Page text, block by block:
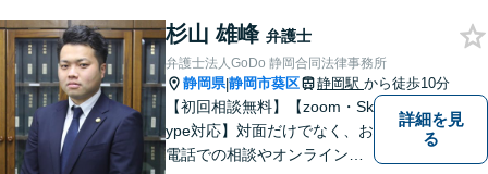
ご相談ください【交通事故】
豊富な経験と実績で早期に解
決
杉山 雄峰 弁護士
弁護士法人GoDo 静岡合同法律事務所
静岡県|静岡市葵区 静岡駅 から徒歩10分
【初回相談無料】【zoom・Sk
ype対応】対面だけでなく、お
電話での相談やオンライン相
詳細を見
る